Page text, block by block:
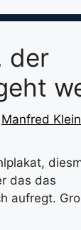
der
Manfred
das das
aufregt.